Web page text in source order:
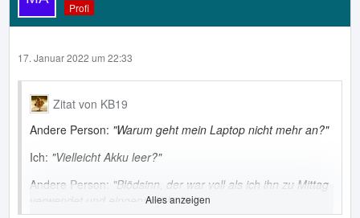
Profi
17. Januar 2022 um 22:33
Zitat von KB19
Andere Person: "Warum geht mein Laptop nicht mehr an?"
Ich: "Vielleicht Akku leer?"
Andere Person: "Blödsinn, der war voll als ich ihn zu Mittag
eingepackthabe!"
Alles anzeigen